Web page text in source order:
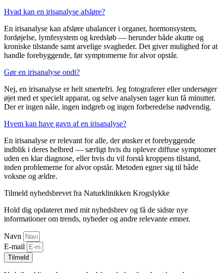
Hvad kan en irisanalyse afsløre?
En irisanalyse kan afsløre ubalancer i organer, hormonsystem,
fordøjelse, lymfesystem og kredsløb — herunder både akutte og
kroniske tilstande samt arvelige svagheder. Det giver mulighed for at
handle forebyggende, før symptomerne for alvor opstår.
Gør en irisanalyse ondt?
Nej, en irisanalyse er helt smertefri. Jeg fotograferer eller undersøger
øjet med et specielt apparat, og selve analysen tager kun få minutter.
Der er ingen nåle, ingen indgreb og ingen forberedelse nødvendig.
Hvem kan have gavn af en irisanalyse?
En irisanalyse er relevant for alle, der ønsker et forebyggende
indblik i deres helbred — særligt hvis du oplever diffuse symptomer
uden en klar diagnose, eller hvis du vil forstå kroppens tilstand,
inden problemerne for alvor opstår. Metoden egner sig til både
voksne og ældre.
Tilmeld nyhedsbrevet fra Naturklinikken Krogslykke
Hold dig opdateret med mit nyhedsbrev og få de sidste nye
informationer om trends, nyheder og andre relevante emner.
Navn
E-mail
Tilmeld